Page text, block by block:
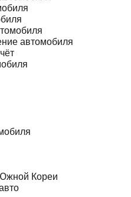
автомобиля
Кореи